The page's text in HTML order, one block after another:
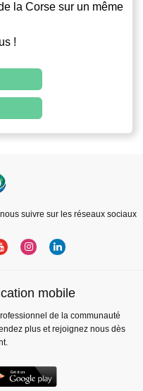
la Corse sur un même
!
suivre sur les réseaux sociaux
mobile
de la communauté
plus et rejoignez nous dès